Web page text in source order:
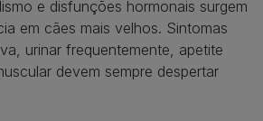
e disfunções hormonais surgem
em cães mais velhos. Sintomas
urinar frequentemente, apetite
devem sempre despertar